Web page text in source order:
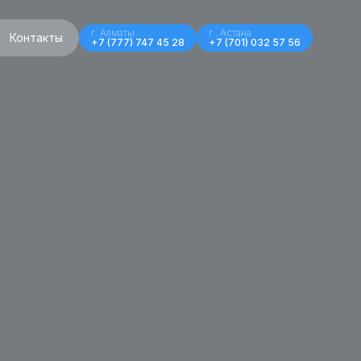
Контакты
г. Алматы
+7 (777) 747 45 28
г . Астана
+7 (701) 032 57 56